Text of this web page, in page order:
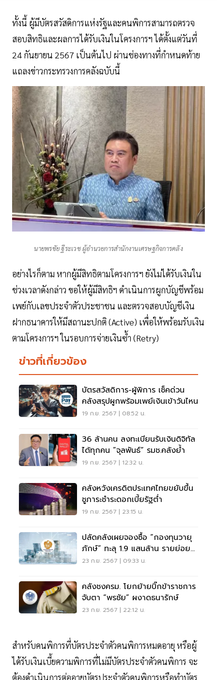
ทั้งนี้ ผู้มีบัตรสวัสดิการแห่งรัฐและคนพิการสามารถตรวจ
สอบสิทธิและผลการได้รับเงินในโครงการฯ ได้ตั้งแต่วันที่
24 กันยายน 2567 เป็นต้นไป ผ่านช่องทางที่กำหนดท้าย
แถลงข่าวกระทรวงการคลังฉบับนี้
นายพรชัย ฐีระเวช ผู้อำนวยการสำนักงานเศรษฐกิจการคลัง
อย่างไรก็ตาม หากผู้มีสิทธิตามโครงการฯ ยังไม่ได้รับเงินใน
ช่วงเวลาดังกล่าว ขอให้ผู้มีสิทธิฯ ดำเนินการผูกบัญชีพร้อม
เพย์กับเลขประจำตัวประชาชน และตรวจสอบบัญชีเงิน
ฝากธนาคารให้มีสถานะปกติ (Active) เพื่อให้พร้อมรับเงิน
ตามโครงการฯ ในรอบการจ่ายเงินซ้ำ (Retry)
ข่าวที่เกี่ยวข้อง
บัตรสวัสดิการ-ผู้พิการ เช็คด่วน
คลังสรุปผูกพร้อมเพย์เงินเข้าวันไหน
19 ก.ย. 2567 | 08:52 น.
36 ล้านคน ลงทะเบียนรับเงินดิจิทัล
ได้ทุกคน ”จุลพันธ์“ รมช.คลังย้ำ
19 ก.ย. 2567 | 12:32 น.
คลังหวังเครดิตประเทศไทยขยับขึ้น
ชูภาระชำระดอกเบี้ยรัฐต่ำ
19 ก.ย. 2567 | 23:15 น.
ปลัดคลังเผยจองซื้อ “กองทุนวายุ
ภักษ์” ทะลุ 1.9 แสนล้าน รายย่อย
ได้รับ 100%
23 ก.ย. 2567 | 09:33 น.
คลังชงครม. โยกย้ายบิ๊กข้าราชการ
จับตา “พรชัย” ผงาดธนารักษ์
23 ก.ย. 2567 | 22:12 น.
สำหรับคนพิการที่บัตรประจำตัวคนพิการหมดอายุ หรือผู้
ได้รับเงินเบี้ยความพิการที่ไม่มีบัตรประจำตัวคนพิการ จะ
ต้องดำเนินการต่ออายุบัตรประจำตัวคนพิการหรือทำบัตร